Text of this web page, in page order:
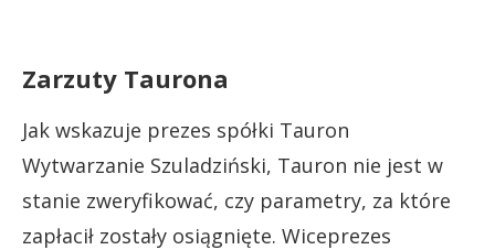
Zarzuty Taurona
Jak wskazuje prezes spółki Tauron
Wytwarzanie Szuladziński, Tauron nie jest w
stanie zweryfikować, czy parametry, za które
zapłacił zostały osiągnięte. Wiceprezes